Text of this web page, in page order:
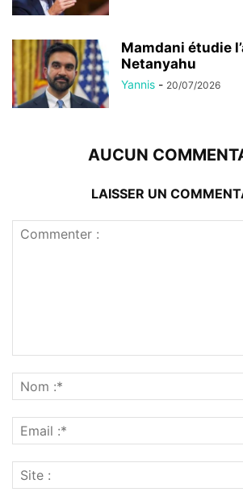
Mamdani étudie
Netanyahu
Yannis - 20/07/2026
AUCUN
LAISSER UN